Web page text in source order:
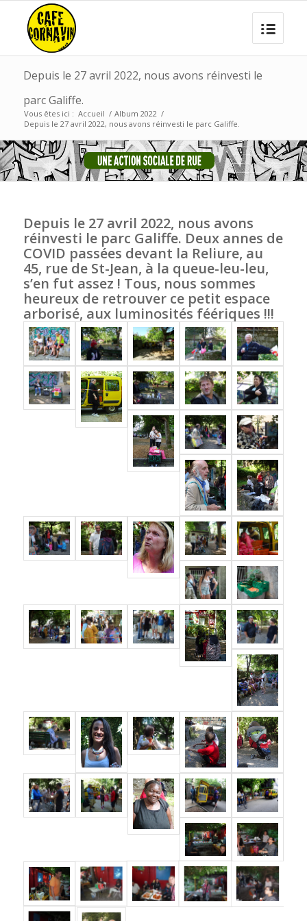
Depuis le 27 avril 2022, nous avons réinvesti le
parc Galiffe.
Vous êtes ici : Accueil / Album 2022 /
Depuis le 27 avril 2022, nous avons réinvesti le parc Galiffe.
Depuis le 27 avril 2022, nous avons
réinvesti le parc Galiffe. Deux annes de
COVID passées devant la Reliure, au
45, rue de St-Jean, à la queue-leu-leu,
s’en fut assez ! Tous, nous sommes
heureux de retrouver ce petit espace
arborisé, aux luminosités féériques !!!